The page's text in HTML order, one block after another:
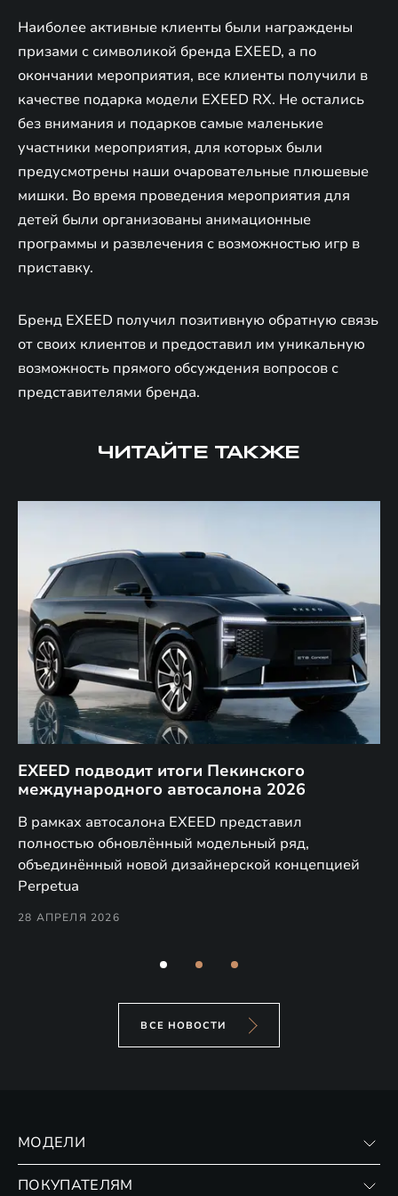
Наиболее активные клиенты были награждены
призами с символикой бренда EXEED, а по
окончании мероприятия, все клиенты получили в
качестве подарка модели EXEED RX. Не остались
без внимания и подарков самые маленькие
участники мероприятия, для которых были
предусмотрены наши очаровательные плюшевые
мишки. Во время проведения мероприятия для
детей были организованы анимационные
программы и развлечения с возможностью игр в
приставку.
Бренд EXEED получил позитивную обратную связь
от своих клиентов и предоставил им уникальную
возможность прямого обсуждения вопросов с
представителями бренда.
ЧИТАЙТЕ ТАКЖЕ
EXEED подводит итоги Пекинского
международного автосалона 2026
В рамках автосалона EXEED представил
полностью обновлённый модельный ряд,
объединённый новой дизайнерской концепцией
Perpetua
28 АПРЕЛЯ 2026
ВСЕ НОВОСТИ
МОДЕЛИ
ПОКУПАТЕЛЯМ